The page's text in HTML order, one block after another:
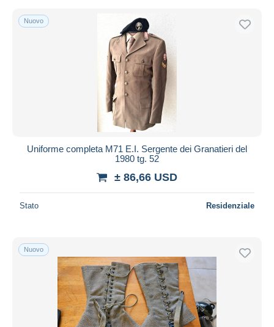
Nuovo
Uniforme completa M71 E.I. Sergente dei Granatieri del
1980 tg. 52
± 86,66 USD
Stato Residenziale
Nuovo